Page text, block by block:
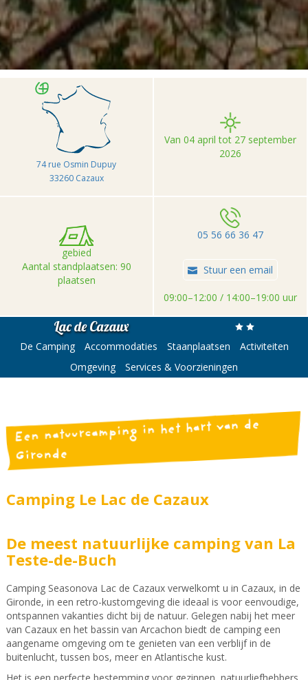
Accueil> Camping et Location de vacances Seasonova >>
Lac de Cazaux
74 rue Osmin Dupuy
33260 Cazaux
Van 04 april tot 27 september
2026
gebied
Aantal standplaatsen: 90
plaatsen
05 56 66 36 47
Stuur een email
09:00–12:00 / 14:00–19:00 uur
Lac de Cazaux
De Camping Accommodaties Staanplaatsen
Activiteiten
Omgeving
Services & Voorzieningen
Een natuurcamping in het hart van de
Gironde
Camping Le Lac de Cazaux
De meest natuurlijke camping van La
Teste-de-Buch
Camping Seasonova Lac de Cazaux verwelkomt u in Cazaux, in de
Gironde, in een retro-kustomgeving die ideaal is voor eenvoudige,
ontspannen vakanties dicht bij de natuur. Gelegen nabij het meer
van Cazaux en het bassin van Arcachon biedt de camping een
aangename omgeving om te genieten van een verblijf in de
buitenlucht, tussen bos, meer en Atlantische kust.